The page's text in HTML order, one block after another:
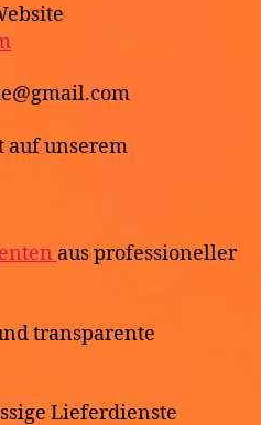
auf unserem
aus professioneller
transparente
Lieferdienste